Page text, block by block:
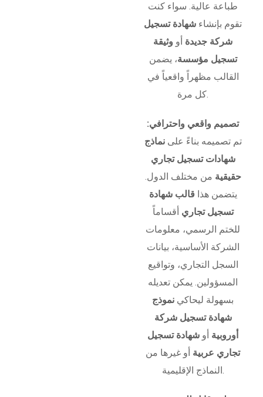
طباعة عالية. سواء كنت
تقوم بإنشاء شهادة تسجيل
شركة جديدة أو وثيقة
تسجيل مؤسسة، يضمن
القالب مظهراً واقعياً في
كل مرة.
تصميم واقعي واحترافي:
تم تصميمه بناءً علىنماذج
شهادات تسجيل تجاري
حقيقية من مختلف الدول.
يتضمن هذا قالب شهادة
تسجيل تجاري أقساماً
للختم الرسمي، معلومات
الشركة الأساسية، بيانات
السجل التجاري، وتواقيع
المسؤولين. يمكن تعديله
بسهولة ليحاكي نموذج
شهادة تسجيل شركة
أوروبية أو شهادة تسجيل
تجاري عربية أو غيرها من
النماذج الإقليمية.